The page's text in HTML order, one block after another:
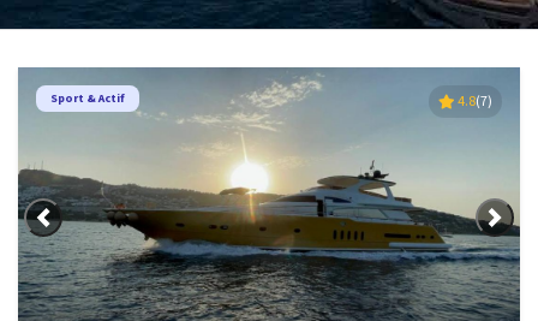
Précédent
Sport & Actif 4.8(7)